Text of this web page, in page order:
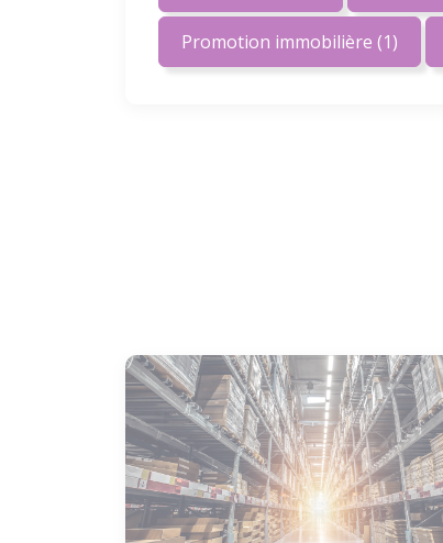
Promotion immobilière (1)